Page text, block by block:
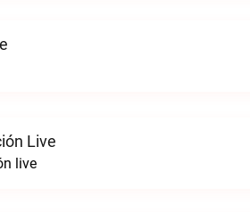
Live
live